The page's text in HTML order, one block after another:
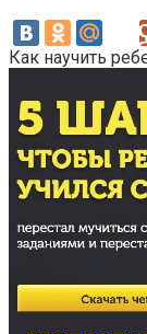
Как научить